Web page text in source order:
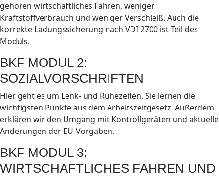
gehören wirtschaftliches Fahren, weniger
Kraftstoffverbrauch und weniger Verschleiß. Auch die
korrekte Ladungssicherung nach VDI 2700 ist Teil des
Moduls.
BKF MODUL 2:
SOZIALVORSCHRIFTEN
Hier geht es um Lenk- und Ruhezeiten. Sie lernen die
wichtigsten Punkte aus dem Arbeitszeitgesetz. Außerdem
erklären wir den Umgang mit Kontrollgeräten und aktuelle
Änderungen der EU-Vorgaben.
BKF MODUL 3:
WIRTSCHAFTLICHES FAHREN UND